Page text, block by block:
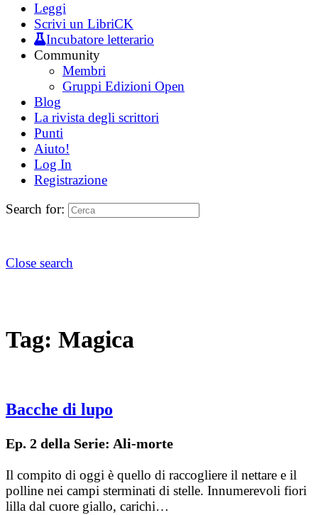
Leggi
Scrivi un LibriCK
Incubatore letterario
Community
Membri
Gruppi Edizioni Open
Blog
La rivista degli scrittori
Punti
Aiuto!
Log In
Registrazione
Search for:
Close search
Tag: Magica
Bacche di lupo
Ep. 2 della Serie: Ali-morte
Il compito di oggi è quello di raccogliere il nettare e il
polline nei campi sterminati di stelle. Innumerevoli fiori
lilla dal cuore giallo, carichi…